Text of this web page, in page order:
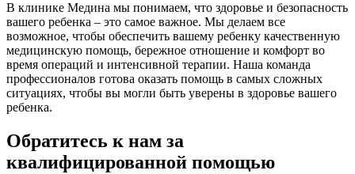
В клинике Медина мы понимаем, что здоровье и безопасность
вашего ребенка – это самое важное. Мы делаем все
возможное, чтобы обеспечить вашему ребенку качественную
медицинскую помощь, бережное отношение и комфорт во
время операций и интенсивной терапии. Наша команда
профессионалов готова оказать помощь в самых сложных
ситуациях, чтобы вы могли быть уверены в здоровье вашего
ребенка.
Обратитесь к нам за
квалифицированной помощью